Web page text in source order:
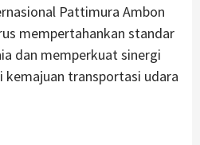
Pattimura Ambon
mempertahankan standar
dan memperkuat sinergi
transportasi udara